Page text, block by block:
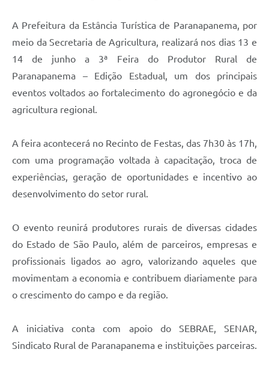
A Prefeitura da Estância Turística de Paranapanema, por
meio da Secretaria de Agricultura, realizará nos dias 13 e
14 de junho a 3ª Feira do Produtor Rural de
Paranapanema – Edição Estadual, um dos principais
eventos voltados ao fortalecimento do agronegócio e da
agricultura regional.
A feira acontecerá no Recinto de Festas, das 7h30 às 17h,
com uma programação voltada à capacitação, troca de
experiências, geração de oportunidades e incentivo ao
desenvolvimento do setor rural.
O evento reunirá produtores rurais de diversas cidades
do Estado de São Paulo, além de parceiros, empresas e
profissionais ligados ao agro, valorizando aqueles que
movimentam a economia e contribuem diariamente para
o crescimento do campo e da região.
A iniciativa conta com apoio do SEBRAE, SENAR,
Sindicato Rural de Paranapanema e instituições parceiras.